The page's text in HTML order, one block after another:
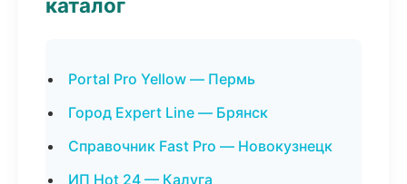
каталог
Portal Pro Yellow — Пермь
Город Expert Line — Брянск
Справочник Fast Pro — Новокузнецк
ИП Hot 24 — Калуга